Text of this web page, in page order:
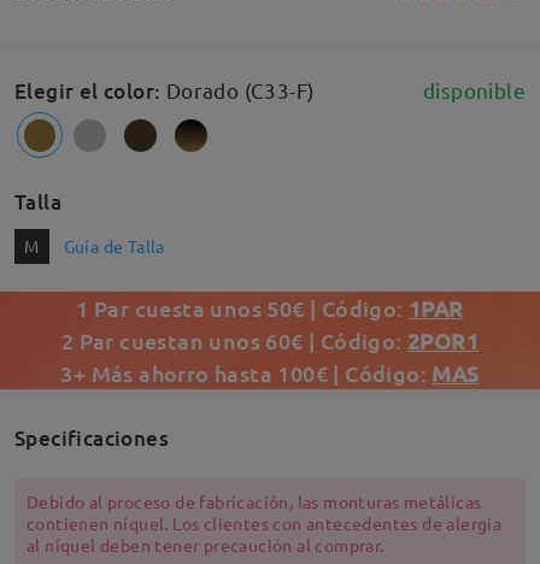
Elegir el color: Dorado (C33-F) disponible
Talla
M Guía de Talla
1 Par cuesta unos 50€ | Código: 1PAR
2 Par cuestan unos 60€ | Código: 2POR1
3+ Más ahorro hasta 100€ | Código: MAS
Specificaciones
Debido al proceso de fabricación, las monturas metálicas
contienen níquel. Los clientes con antecedentes de alergia
al níquel deben tener precaución al comprar.